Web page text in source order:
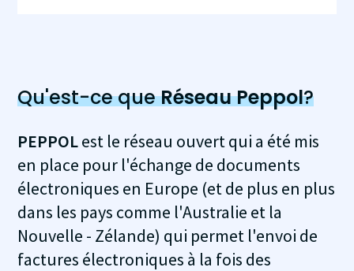
Qu'est-ce queRéseau Peppol?
PEPPOLest le réseau ouvert qui a été mis
en place pour l'échange de documents
électroniques en Europe (et de plus en plus
dans les pays comme l'Australie et la
Nouvelle - Zélande) qui permet l'envoi de
factures électroniques à la fois des